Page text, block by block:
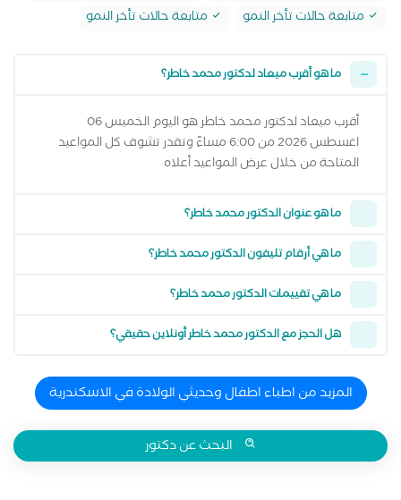
متابعة حالات تأخر النمو
متابعة حالات تأخر النمو
ما هو أقرب ميعاد لدكتور محمد خاطر؟
أقرب ميعاد لدكتور محمد خاطر هو اليوم الخميس 06
اغسطس 2026 من 6:00 مساءً وتقدر تشوف كل المواعيد
المتاحة من خلال عرض المواعيد أعلاه
ما هو عنوان الدكتور محمد خاطر؟
ما هي أرقام تليفون الدكتور محمد خاطر؟
ما هي تقييمات الدكتور محمد خاطر؟
هل الحجز مع الدكتور محمد خاطر أونلاين حقيقي؟
المزيد من اطباء اطفال وحديثي الولادة في الاسكندرية
البحث عن دكتور